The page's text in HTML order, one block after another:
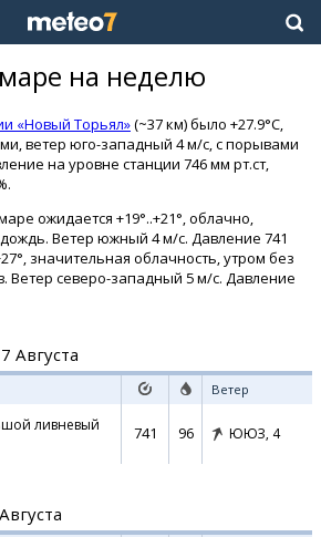
на неделю
«Новый Торьял»(~37 км) было +27.9°C,
ветер юго-западный 4 м/с, с порывами
на уровне станции 746 мм рт.ст,
ожидается +19°..+21°, облачно,
Ветер южный 4 м/с. Давление 741
значительная облачность, утром без
Ветер северо-западный 5 м/с. Давление
Августа
Ветер
ливневый
741 96 ЮЮЗ, 4